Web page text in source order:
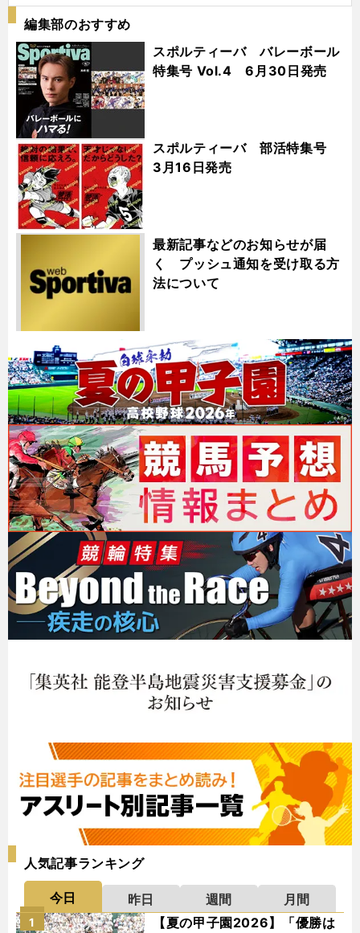
編集部のおすすめ
スポルティーバ バレーボール
特集号 Vol.4 6月30日発売
スポルティーバ 部活特集号
3月16日発売
最新記事などのお知らせが届
く プッシュ通知を受け取る方
法について
人気記事ランキング
今日 昨日 週間
月間
【夏の甲子園2026】「優勝は
1